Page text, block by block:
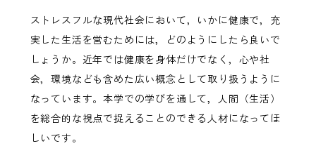
ストレスフルな現代社会において，いかに健康で，充
実した生活を営むためには，どのようにしたら良いで
しょうか。近年では健康を身体だけでなく，心や社
会，環境なども含めた広い概念として取り扱うように
なっています。本学での学びを通して，人間（生活）
を総合的な視点で捉えることのできる人材になってほ
しいです。